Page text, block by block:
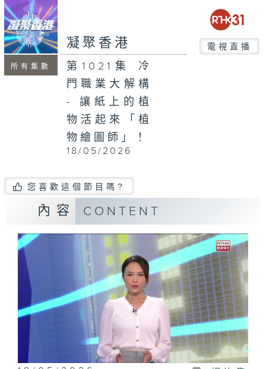
minutes,
6
seconds
所有集數
凝聚香港 電視直播
第1021集 冷
門職業大解構
- 讓紙上的植
物活起來「植
物繪圖師」！
18/05/2026
您喜歡這個節目嗎?
內容 CONTENT